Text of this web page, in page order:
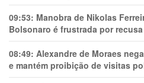
09:53: Manobra de Nikolas
Bolsonaro é frustrada por recusa
08:49: Alexandre de Moraes
e mantém proibição de visitas